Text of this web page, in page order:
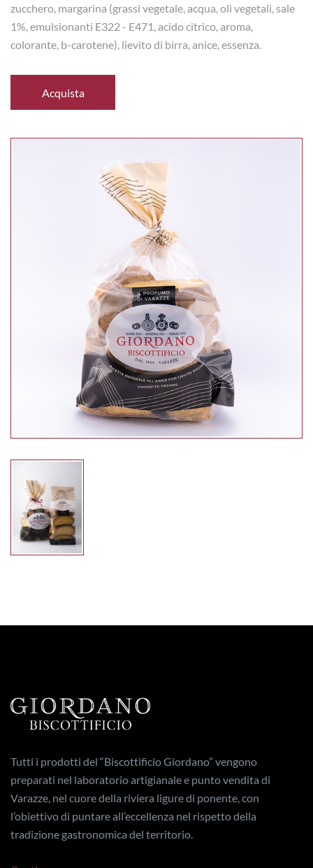
zucchero, margarina (grassi vegetale, acqua, oli vegetali, sale
1%, emulsionanti E322 - E471, acido citrico, aroma,
colorante, b-carotene), lievito di birra, anice, essenza.
Acquista
Tutti i prodotti del “Biscottificio Giordano” vengono
preparati nel laboratorio artigianale e punto vendita di
Varazze, nel cuore della riviera ligure di ponente, con
l’obiettivo di puntare all’eccellenza nel rispetto della
tradizione gastronomica del territorio.